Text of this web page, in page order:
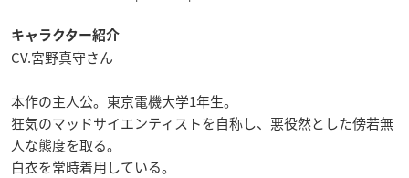
キャラクター紹介
CV.宮野真守さん
本作の主人公。東京電機大学1年生。
狂気のマッドサイエンティストを自称し、悪役然とした傍若無
人な態度を取る。
白衣を常時着用している。